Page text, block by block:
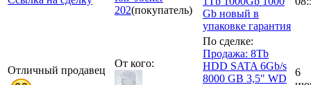
202(покупатель)
Gb новый в
упаковке гарантия
Отличный продавец
От кого:
По сделке:
Продажа: 8Tb
HDD SATA 6Gb/s
8000 GB 3,5" WD
6